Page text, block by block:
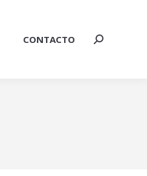
CONTACTO Buscar: